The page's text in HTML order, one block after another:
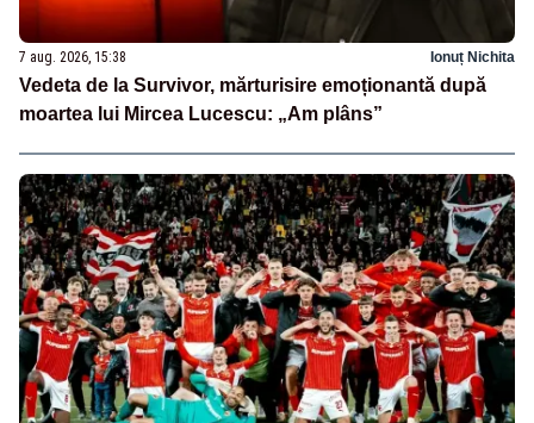
7 aug. 2026, 15:38 Ionuț Nichita
Vedeta de la Survivor, mărturisire emoționantă după
moartea lui Mircea Lucescu: „Am plâns”